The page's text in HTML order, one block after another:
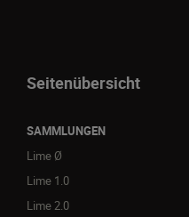
Seitenübersicht
SAMMLUNGEN
Lime Ø
Lime 1.0
Lime 2.0